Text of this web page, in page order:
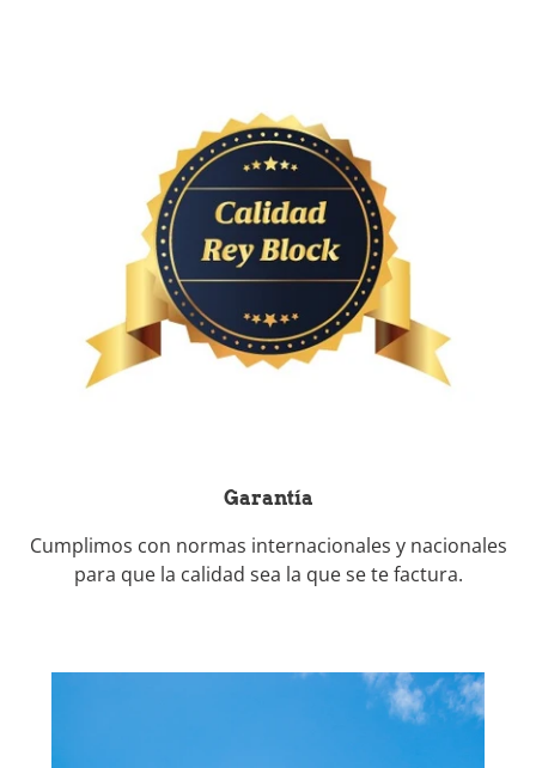
Garantía
Cumplimos con normas internacionales y nacionales
para que la calidad sea la que se te factura.